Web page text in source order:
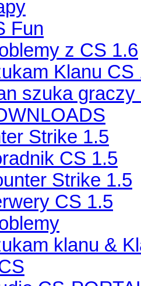
Fun
z CS 1.6
Klanu CS
szuka graczy
Strike 1.5
CS 1.5
Strike 1.5
CS 1.5
klanu &